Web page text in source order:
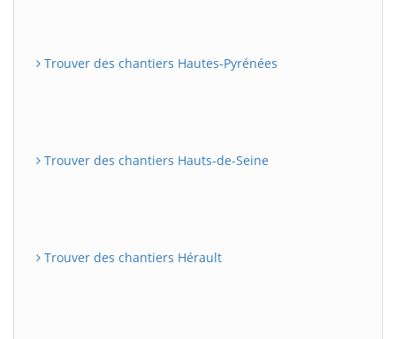
Trouver des chantiers Hautes-Pyrénées
Trouver des chantiers Hauts-de-Seine
Trouver des chantiers Hérault